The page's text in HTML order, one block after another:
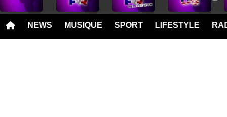
NEWS MUSIQUE SPORT LIFESTYLE